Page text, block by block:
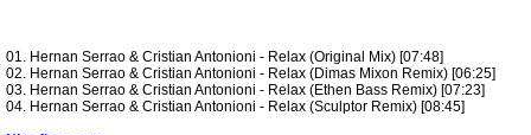
01. Hernan Serrao & Cristian Antonioni - Relax (Original Mix) [07:48]
02. Hernan Serrao & Cristian Antonioni - Relax (Dimas Mixon Remix) [06:25]
03. Hernan Serrao & Cristian Antonioni - Relax (Ethen Bass Remix) [07:23]
04. Hernan Serrao & Cristian Antonioni - Relax (Sculptor Remix) [08:45]